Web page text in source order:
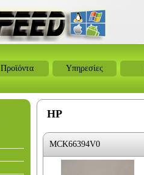
Προϊόντα Υπηρεσίες
HP
MCK66394V0